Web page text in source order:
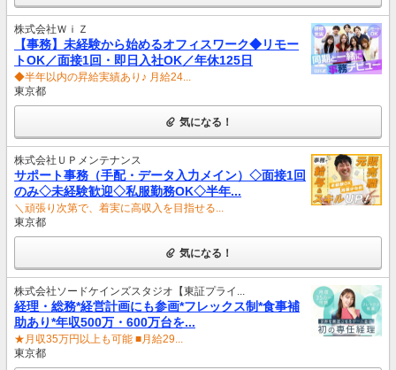
株式会社ＷｉＺ
【事務】未経験から始めるオフィスワーク◆リモー
トOK／面接1回・即日入社OK／年休125日
◆半年以内の昇給実績あり♪ 月給24...
東京都
気になる！
株式会社ＵＰメンテナンス
サポート事務（手配・データ入力メイン）◇面接1回
のみ◇未経験歓迎◇私服勤務OK◇半年...
＼頑張り次第で、着実に高収入を目指せる...
東京都
気になる！
株式会社ソードケインズスタジオ【東証プライ...
経理・総務*経営計画にも参画*フレックス制*食事補
助あり*年収500万・600万台を...
★月収35万円以上も可能 ■月給29...
東京都